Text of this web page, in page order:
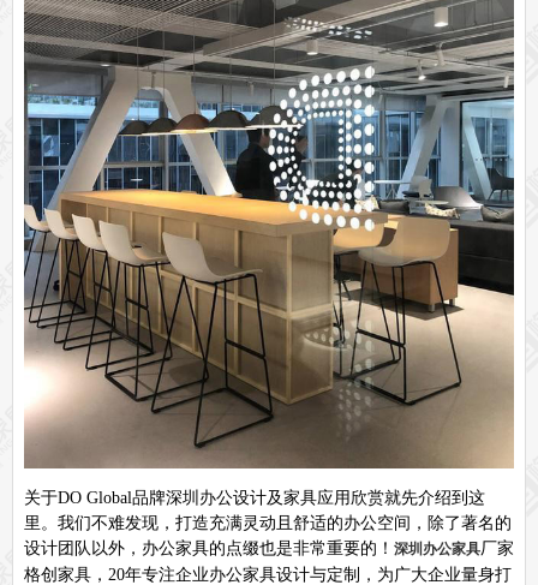
关于DO Global品牌深圳办公设计及家具应用欣赏就先介绍到这
里。我们不难发现，打造充满灵动且舒适的办公空间，除了著名的
设计团队以外，办公家具的点缀也是非常重要的！ 深圳办公家具厂家
格创家具，20年专注企业办公家具设计与定制，为广大企业量身打